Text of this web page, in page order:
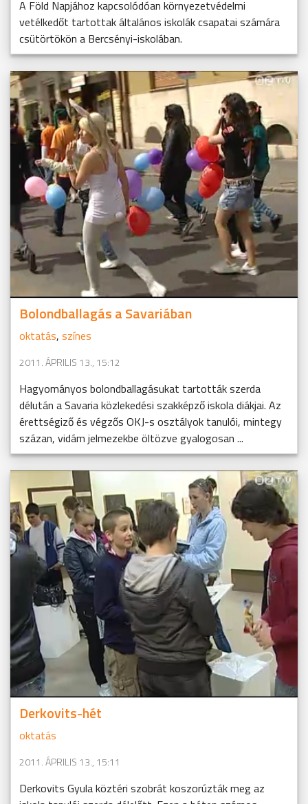
A Föld Napjához kapcsolódóan környezetvédelmi
vetélkedőt tartottak általános iskolák csapatai számára
csütörtökön a Bercsényi-iskolában.
Bolondballagás a Savariában
oktatás, színes
2011. ÁPRILIS 13., 15:12
Hagyományos bolondballagásukat tartották szerda
délután a Savaria közlekedési szakképző iskola diákjai. Az
érettségiző és végzős OKJ-s osztályok tanulói, mintegy
százan, vidám jelmezekbe öltözve gyalogosan ...
Derkovits-hét
oktatás
2011. ÁPRILIS 13., 15:11
Derkovits Gyula köztéri szobrát koszorúzták meg az